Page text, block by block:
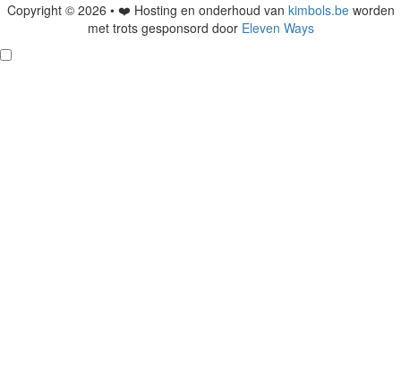
Copyright © 2026 • ❤️ Hosting en onderhoud van kimbols.beworden
met trots gesponsord door Eleven Ways